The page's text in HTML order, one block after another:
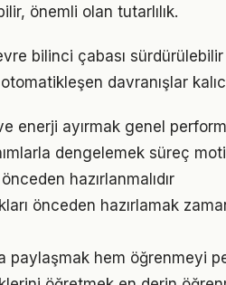
önemli olan tutarlılık.
bilinci çabası
davranışlar
enerji ayırmak genel
dengelemek süreç
hazırlanmalıdır
önceden hazırlamak
paylaşmak hem öğrenmeyi